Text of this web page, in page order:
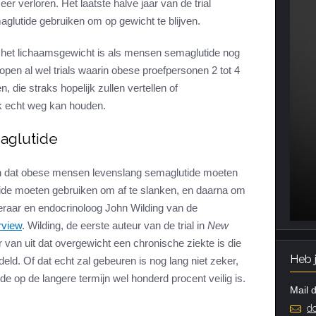
verloren. Het laatste halve jaar van de trial
gebruiken om op gewicht te blijven.
lichaamsgewicht is als mensen semaglutide nog
al wel trials waarin obese proefpersonen 2 tot 4
die straks hopelijk zullen vertellen of
echt weg kan houden.
obese mensen levenslang semaglutide moeten
moeten gebruiken om af te slanken, en daarna om
en endocrinoloog John Wilding van de
. Wilding, de eerste auteur van de trial in New
van uit dat overgewicht een chronische ziekte is die
Of dat echt zal gebeuren is nog lang niet zeker,
op de langere termijn wel honderd procent veilig is.
Heb
Mail